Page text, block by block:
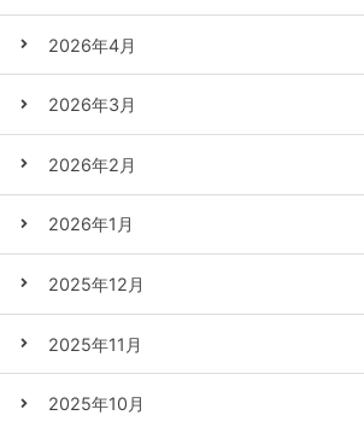
2026年4月
2026年3月
2026年2月
2026年1月
2025年12月
2025年11月
2025年10月